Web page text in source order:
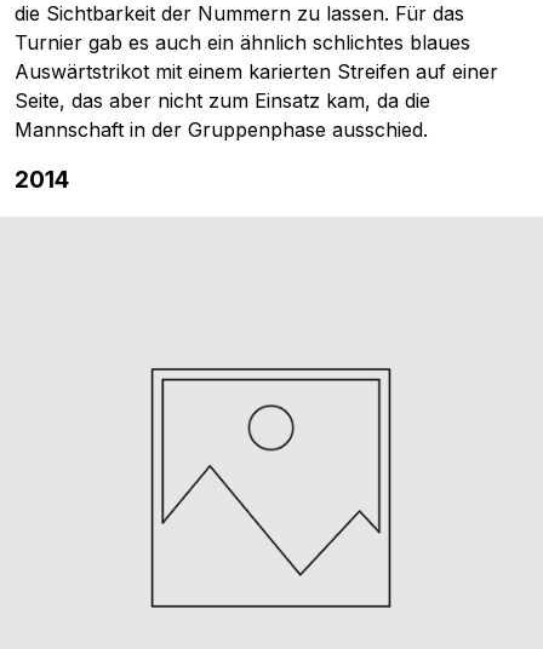
die Sichtbarkeit der Nummern zu lassen. Für das
Turnier gab es auch ein ähnlich schlichtes blaues
Auswärtstrikot mit einem karierten Streifen auf einer
Seite, das aber nicht zum Einsatz kam, da die
Mannschaft in der Gruppenphase ausschied.
2014